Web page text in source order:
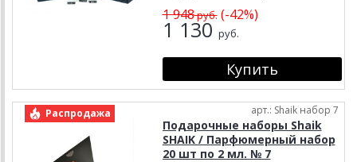
1 948руб.(-42%)
1 130 руб.
Распродажа арт.: Shaik набор 7
Подарочные наборы Shaik
SHAIK / Парфюмерный набор
20 шт по 2 мл. № 7